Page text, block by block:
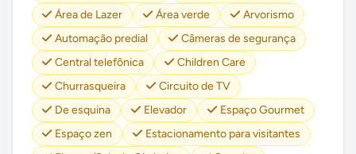
Área de Lazer
Área verde
Arvorismo
Automação predial
Câmeras de segurança
Central telefônica
Children Care
Churrasqueira
Circuito de TV
De esquina
Elevador
Espaço Gourmet
Espaço zen
Estacionamento para visitantes